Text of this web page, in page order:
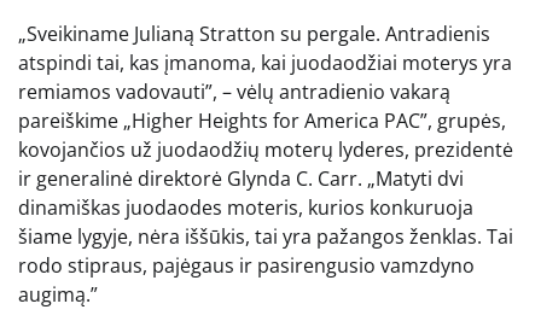
„Sveikiname Julianą Stratton su pergale. Antradienis
atspindi tai, kas įmanoma, kai juodaodžiai moterys yra
remiamos vadovauti”, – vėlų antradienio vakarą
pareiškime „Higher Heights for America PAC”, grupės,
kovojančios už juodaodžių moterų lyderes, prezidentė
ir generalinė direktorė Glynda C. Carr. „Matyti dvi
dinamiškas juodaodes moteris, kurios konkuruoja
šiame lygyje, nėra iššūkis, tai yra pažangos ženklas. Tai
rodo stipraus, pajėgaus ir pasirengusio vamzdyno
augimą.”